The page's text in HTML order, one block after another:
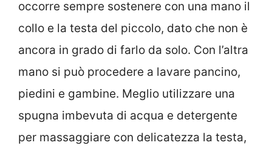
occorre sempre sostenere con una mano il
collo e la testa del piccolo, dato che non è
ancora in grado di farlo da solo. Con l’altra
mano si può procedere a lavare pancino,
piedini e gambine. Meglio utilizzare una
spugna imbevuta di acqua e detergente
per massaggiare con delicatezza la testa,